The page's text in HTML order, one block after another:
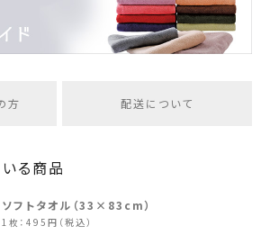
方 配送について
る商品
ソフトタオル（33×83cm）
1枚：495円（税込）